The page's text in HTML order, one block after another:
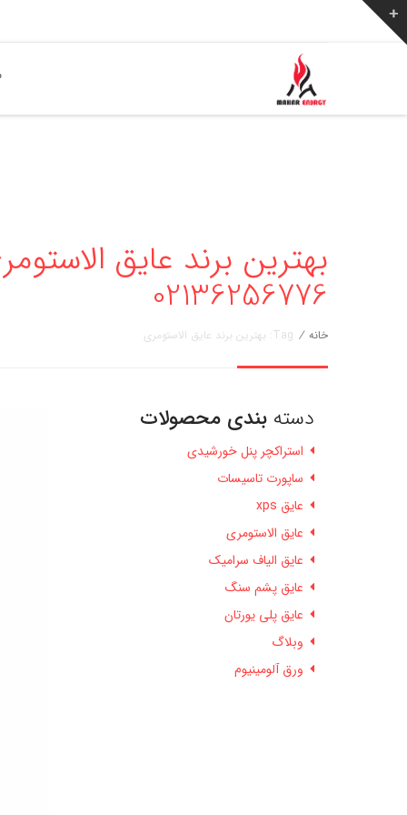
بهترین برند عایق
02136256776
خانه / Tag: بهترین برند عایق الاستومری
دسته بندی محصولات
استراکچر پنل خورشیدی
ساپورت تاسیسات
عایق xps
عایق الاستومری
عایق الیاف سرامیک
عایق پشم سنگ
عایق پلی یورتان
وبلاگ
ورق آلومینیوم